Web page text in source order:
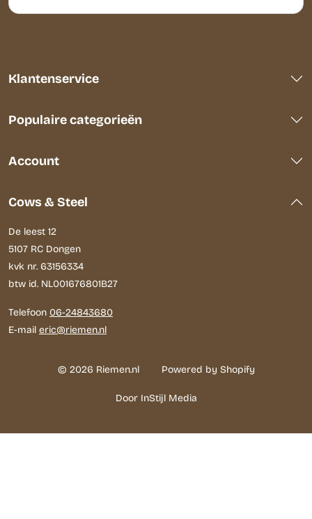
Klantenservice
Populaire categorieën
Account
Cows & Steel
De leest 12
5107 RC Dongen
kvk nr. 63156334
btw id. NL001676801B27
Telefoon 06-24843680
E-mail eric@riemen.nl
© 2026 Riemen.nl Powered by Shopify
Door InStijl Media